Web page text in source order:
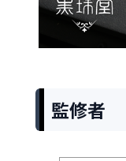
監修者